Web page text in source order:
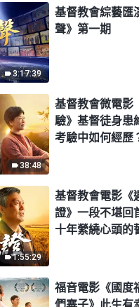
3:17:39
基督教會綜藝匯
聲》第一期
38:48
基督教會微電影
驗》基督徒身患
考驗中如何經歷
1:55:29
基督教會電影《
證》一段不堪
十年縈繞心頭的
福音電影《國度
們寨子》此生有